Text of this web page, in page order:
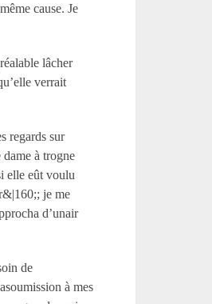
cause. Je
lâcher
verrait
regards sur
à trogne
elle eût voulu
je me
d’unair
de
à mes